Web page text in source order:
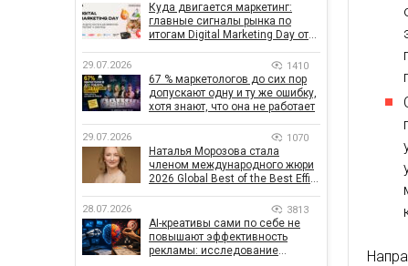
Куда двигается маркетинг:
главные сигналы рынка по
итогам Digital Marketing Day от
29.07.2026 1410
67 % маркетологов до сих пор
допускают одну и ту же ошибку,
хотя знают, что она не работает
29.07.2026 1070
Наталья Морозова стала
членом международного жюри
2026 Global Best of the Best Effie
28.07.2026 3813
AI-креативы сами по себе не
повышают эффективность
рекламы: исследование